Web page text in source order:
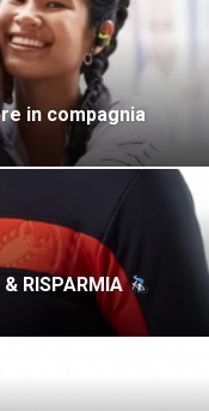
in compagnia
RISPARMIA